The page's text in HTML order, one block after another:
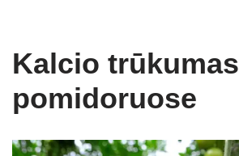
Kalcio trūkumas
pomidoruose